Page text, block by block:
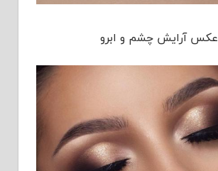
عکس آرایش چشم و ابرو